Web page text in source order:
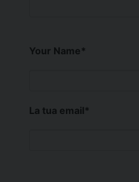
Your Name*
La tua email*